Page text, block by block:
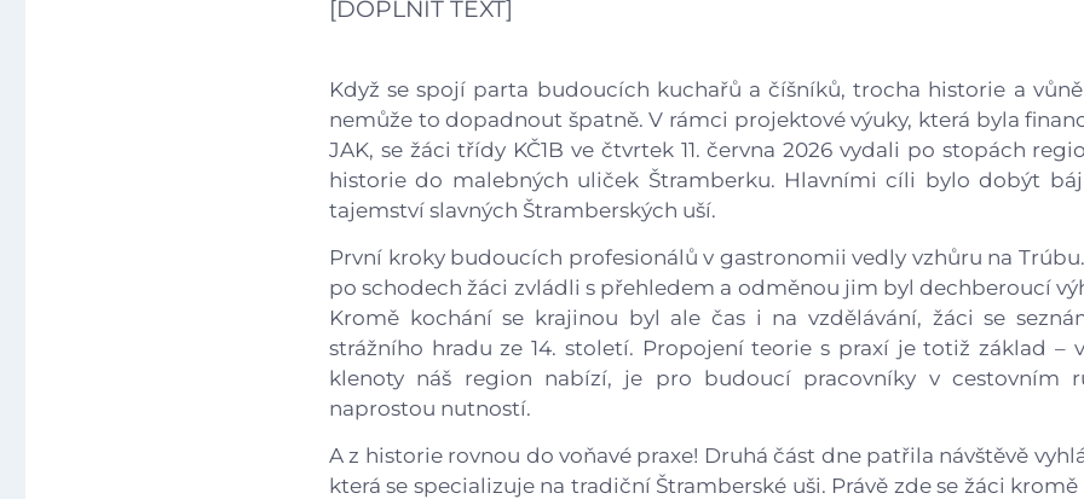
[DOPLNIT TEXT]
Když se spojí parta budoucích kuchařů a číšníků, trocha historie a
nemůže to dopadnout špatně. V rámci projektové výuky, která byla
JAK, se žáci třídy KČ1B ve čtvrtek 11. června 2026 vydali po stopách
historie do malebných uliček Štramberku. Hlavními cíli bylo dobýt
tajemství slavných Štramberských uší.
První kroky budoucích profesionálů v gastronomii vedly vzhůru na
po schodech žáci zvládli s přehledem a odměnou jim byl dechberoucí
Kromě kochání se krajinou byl ale čas i na vzdělávání, žáci se
strážního hradu ze 14. století. Propojení teorie s praxí je totiž základ –
klenoty náš region nabízí, je pro budoucí pracovníky v cestovním
naprostou nutností.
A z historie rovnou do voňavé praxe! Druhá část dne patřila návštěvě
která se specializuje na tradiční Štramberské uši. Právě zde se žáci